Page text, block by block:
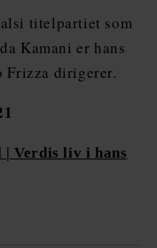
titelpartiet som
Kamani er hans
Frizza dirigerer.
Verdis liv i hans